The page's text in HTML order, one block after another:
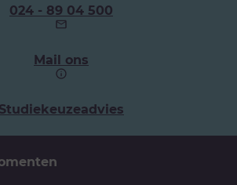
Ons
telefoonnummer:
024 - 89 04 500
Mail ons
Studiekeuzeadvies